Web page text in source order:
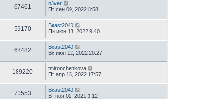
67461
n3ver
Пт сен 09, 2022 8:58
59170
Beast2040
Пн июн 13, 2022 9:40
68482
Beast2040
Вс июн 12, 2022 20:27
189220
tmironchenkova
Пт апр 15, 2022 17:57
70553
Beast2040
Вт ноя 02, 2021 3:12